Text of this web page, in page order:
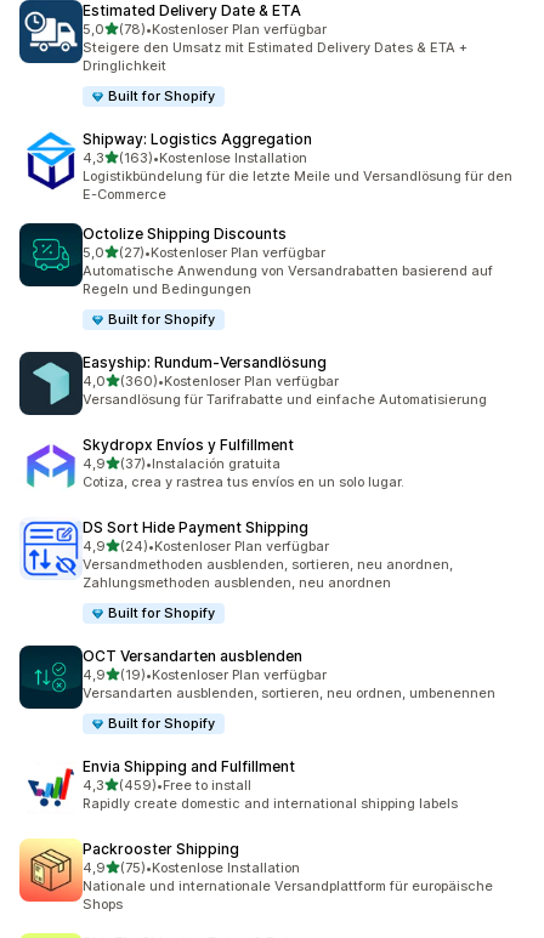
Estimated Delivery Date & ETA
5,0von 5 Sternen
(78)
78 Rezensionen insgesamt
•Kostenloser Plan verfügbar
Steigere den Umsatz mit Estimated Delivery Dates & ETA +
Dringlichkeit
Built for Shopify
Shipway: Logistics Aggregation
4,3von 5 Sternen
(163)
163 Rezensionen insgesamt
•Kostenlose Installation
Logistikbündelung für die letzte Meile und Versandlösung für den
E-Commerce
Octolize Shipping Discounts
5,0von 5 Sternen
(27)
27 Rezensionen insgesamt
•Kostenloser Plan verfügbar
Automatische Anwendung von Versandrabatten basierend auf
Regeln und Bedingungen
Built for Shopify
Easyship: Rundum‑Versandlösung
4,0von 5 Sternen
(360)
360 Rezensionen insgesamt
•Kostenloser Plan verfügbar
Versandlösung für Tarifrabatte und einfache Automatisierung
Skydropx Envíos y Fulfillment
4,9von 5 Sternen
(37)
37 Rezensionen insgesamt
•Instalación gratuita
Cotiza, crea y rastrea tus envíos en un solo lugar.
DS Sort Hide Payment Shipping
4,9von 5 Sternen
(24)
24 Rezensionen insgesamt
•Kostenloser Plan verfügbar
Versandmethoden ausblenden, sortieren, neu anordnen,
Zahlungsmethoden ausblenden, neu anordnen
Built for Shopify
OCT Versandarten ausblenden
4,9von 5 Sternen
(19)
19 Rezensionen insgesamt
•Kostenloser Plan verfügbar
Versandarten ausblenden, sortieren, neu ordnen, umbenennen
Built for Shopify
Envia Shipping and Fulfillment
4,3von 5 Sternen
(459)
459 Rezensionen insgesamt
•Free to install
Rapidly create domestic and international shipping labels
Packrooster Shipping
4,9von 5 Sternen
(75)
75 Rezensionen insgesamt
•Kostenlose Installation
Nationale und internationale Versandplattform für europäische
Shops